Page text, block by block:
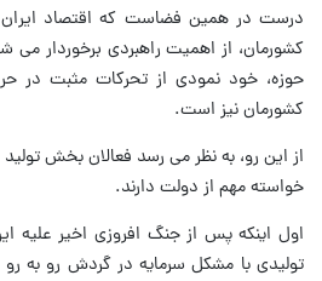
درست در همین فضاست که اقتصاد
کشورمان، از اهمیت راهبردی برخوردار می
حوزه، خود نمودی از تحرکات مثبت در
کشورمان نیز است.
از این رو، به نظر می رسد فعالان بخش
خواسته مهم از دولت دارند.
اول اینکه پس از جنگ افروزی اخیر علیه
تولیدی با مشکل سرمایه در گردش رو به